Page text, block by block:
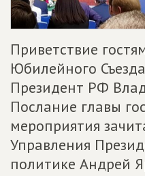
Приветствие
Юбилейного
Президент РФ
Послание главы
мероприятия
Управления
политике Андрей